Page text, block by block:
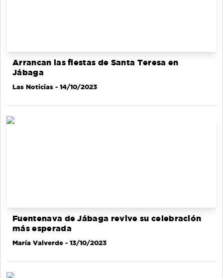
Arrancan las fiestas de Santa Teresa en
Jábaga
Las Noticias - 14/10/2023
Fuentenava de Jábaga revive su celebración
más esperada
María Valverde - 13/10/2023